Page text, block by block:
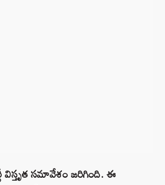
విస్తృత సమావేశం జరిగింది. ఈ